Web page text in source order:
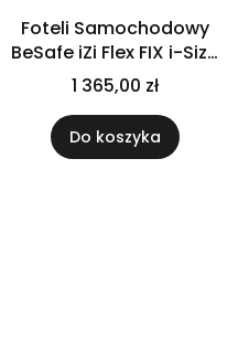
Foteli Samochodowy
BeSafe iZi Flex FIX i-Size
15-36kg |
Samochodowa
Harmonia
1 365,00 zł
Do koszyka